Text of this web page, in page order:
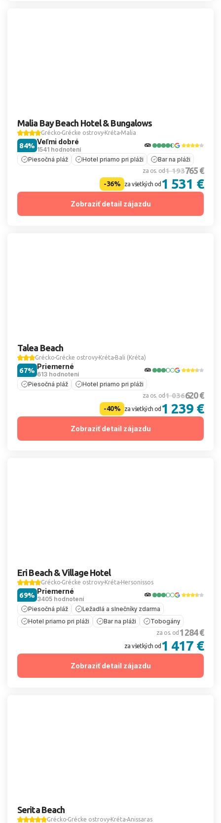
Malia Bay Beach Hotel & Bungalows
Grécko Grécke ostrovy Kréta Malia
Veľmi dobré
1541 hodnotení
84%
Piesočná pláž Hotel priamo pri pláži Bar na pláži
za os. od1 193765 €
-36% za všetkých od 1 531 €
Zobraziť detail zájazdu
Talea Beach
Grécko Grécke ostrovy Kréta Bali (Kréta)
Priemerné
613 hodnotení
67%
Piesočná pláž Hotel priamo pri pláži
za os. od1 036620 €
-40% za všetkých od 1 239 €
Zobraziť detail zájazdu
Eri Beach & Village Hotel
Grécko Grécke ostrovy Kréta Hersonissos
Priemerné
3405 hodnotení
69%
Piesočná pláž
Ležadlá a slnečníky zdarma
Hotel priamo pri pláži
Bar na pláži Tobogány
za os. od 1 284 €
za všetkých od 1 417 €
Zobraziť detail zájazdu
Serita Beach
Grécko Grécke ostrovy Kréta Anissaras